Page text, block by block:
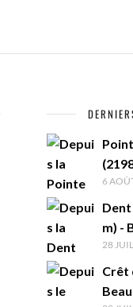
6
Dent
m) -
28
Crêt